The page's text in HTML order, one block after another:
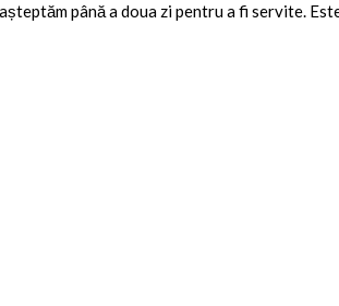
până a doua zi pentru a fi servite.